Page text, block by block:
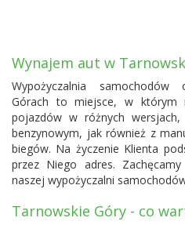
Wynajem aut w
Wypożyczalnia
Górach to miejsce, w którym
pojazdów w różnych
benzynowym, jak również z
biegów. Na życzenie Klienta
przez Niego adres.
naszej wypożyczalni
Tarnowskie Góry - co